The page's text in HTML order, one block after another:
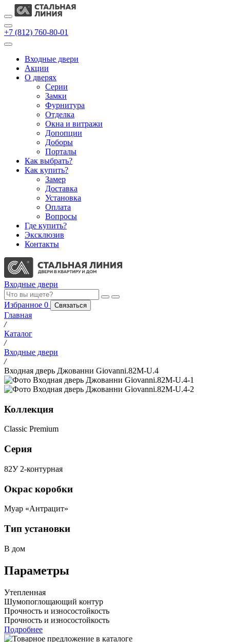
+7 (812) 760-80-01
Входные двери
Акции
О дверях
Cерии
Замки
Фурнитура
Отделка
Окна и витражи
Допопции
Доборы
Порталы
Как выбрать?
Как купить?
Замер
Доставка
Установка
Оплата
Вопросы
Где купить?
Эксклюзив
Контакты
Входные двери
Избранное 0 Связаться
Главная
/
Каталог
/
Входные двери
/
Входная дверь Джованни Giovanni.82M-U.4
Коллекция
Classic Premium
Серия
82У 2-контурная
Окрас коробки
Муар «Антрацит»
Тип установки
В дом
Параметры
Утепленная
Шумопоглощающий контур
Прочность и износостойкость
Прочность и износостойкость
Подробнее